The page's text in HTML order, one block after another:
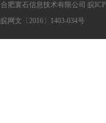
合肥寰石信息技术有限公司 皖
皖网文〔2016〕1403-034号